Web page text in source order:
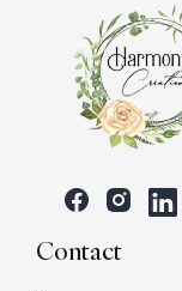
Contact